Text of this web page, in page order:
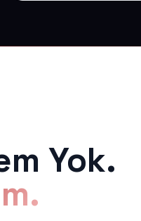
Yok.